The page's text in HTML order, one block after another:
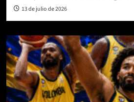
13 de julio de 2026